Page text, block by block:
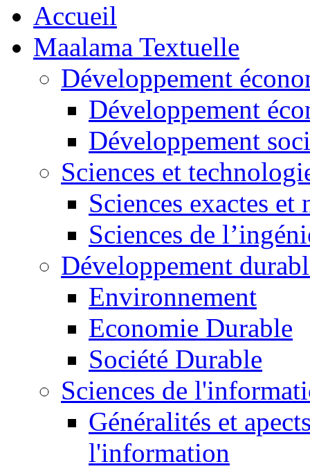
Accueil
Maalama Textuelle
Développement
Développement
Développement
Sciences et
Sciences exactes et
Sciences de
Développement
Environnement
Economie Durable
Société Durable
Sciences de
Généralités et
l'information